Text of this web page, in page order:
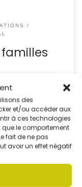
des
et/ou accéder aux
à ces technologies
que le comportement
fait de ne pas
avoir un effet négatif
sur un
guider et les